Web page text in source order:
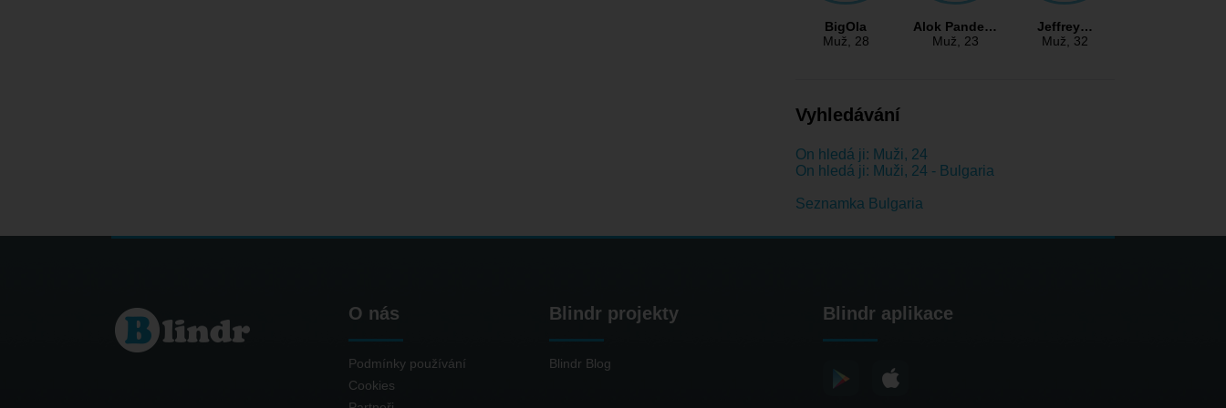
BigOla
Muž, 28
Alok Pande…
Muž, 23
Jeffrey…
Muž, 32
Vyhledávání
On hledá ji: Muži, 24
On hledá ji: Muži, 24 - Bulgaria
Seznamka Bulgaria
O nás
Podmínky používání
Cookies
Blindr projekty
Blindr Blog
Blindr aplikace